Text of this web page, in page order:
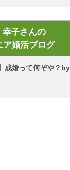
幸子さんの
ア婚活ブログ
成婚って何ぞや？